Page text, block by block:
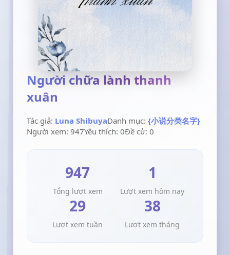
Người chữa lành thanh
xuân
Tác giả: Luna ShibuyaDanh mục:{小说分类名字}
Người xem: 947Yêu thích: 0Đề cử: 0
947
Tổng lượt xem
1
Lượt xem hôm nay
29
Lượt xem tuần
38
Lượt xem tháng